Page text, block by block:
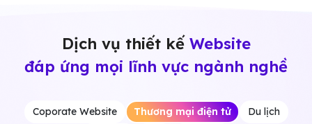
Dịch vụ thiết kế Website
đáp ứng mọi lĩnh vực ngành nghề
Coporate Website Thương mại điện tử
Du lịch